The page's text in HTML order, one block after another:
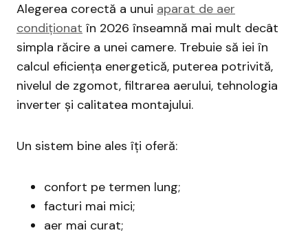
Alegerea corectă a unui aparat de aer
condiționat în 2026 înseamnă mai mult decât
simpla răcire a unei camere. Trebuie să iei în
calcul eficiența energetică, puterea potrivită,
nivelul de zgomot, filtrarea aerului, tehnologia
inverter și calitatea montajului.
Un sistem bine ales îți oferă:
confort pe termen lung;
facturi mai mici;
aer mai curat;